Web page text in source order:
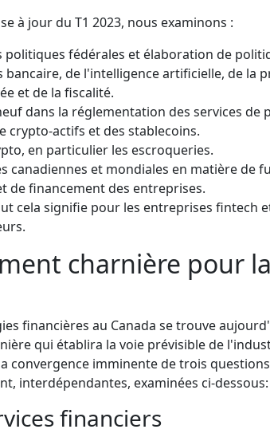
à jour du T1 2023, nous examinons :
politiques fédérales et élaboration de
bancaire, de l'intelligence artificielle, de la
et de la fiscalité.
dans la réglementation des services de
crypto-actifs et des stablecoins.
en particulier les escroqueries.
canadiennes et mondiales en matière de
de financement des entreprises.
cela signifie pour les entreprises fintech
charnière pour la
financières au Canada se trouve
qui établira la voie prévisible de
convergence imminente de trois
interdépendantes, examinées ci-dessous:
financiers